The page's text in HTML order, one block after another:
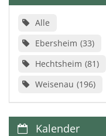
Alle
Ebersheim 33
Hechtsheim 81
Weisenau 196
Kalender